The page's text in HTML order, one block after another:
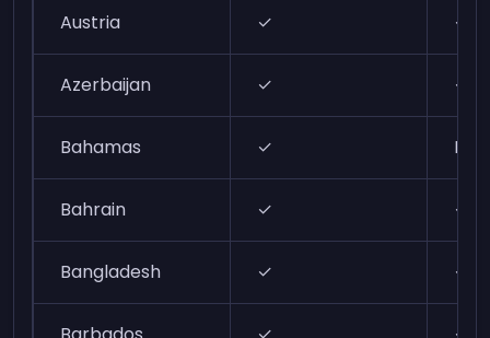
Austria ✓ ✓
Azerbaijan ✓ ✓
Bahamas ✓ N/A
Bahrain ✓ ✓
Bangladesh ✓ ✓